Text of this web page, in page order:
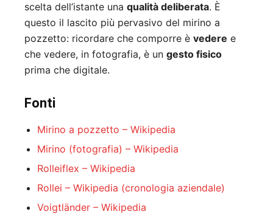
scelta dell’istante una qualità deliberata. È
questo il lascito più pervasivo del mirino a
pozzetto: ricordare che comporre è vedere e
che vedere, in fotografia, è un gesto fisico
prima che digitale.
Fonti
Mirino a pozzetto – Wikipedia
Mirino (fotografia) – Wikipedia
Rolleiflex – Wikipedia
Rollei – Wikipedia (cronologia aziendale)
Voigtländer – Wikipedia